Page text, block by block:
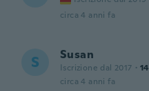
circa 4 anni fa
S Susan
Iscrizione dal 2017 · 14
circa 4 anni fa